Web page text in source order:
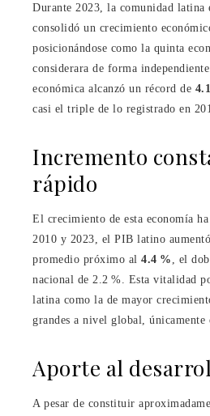
Durante 2023, la comunidad latina
consolidó un crecimiento
posicionándose como la quinta
considerara de forma
económica alcanzó un récord de
casi el triple de lo registrado en
Incremento
rápido
El crecimiento de esta economía
2010 y 2023, el PIB latino
promedio próximo al 4.4 % , el
nacional de 2.2 %. Esta vitalidad
latina como la de mayor
grandes a nivel global, únicamente
Aporte al
A pesar de constituir